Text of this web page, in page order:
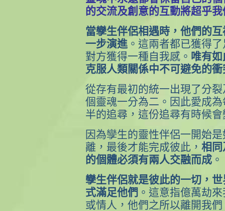
的交流及創意的互動將超乎
當孿生伴侶相遇時，他們的
一步演進 。這兩者都已獲得
對方獲得一種自我感。 唯有
克服人類關係中不可避免的衝
從存有最初的統一出現了分
個靈魂一分為二。因此愛成
半的追尋，這份追尋有時候
因為孿生的靈性伴侶一開始
離，最後才能完成彼此， 相同
的個體必須有兩人交融而成 。
孿生伴侶就是彼此的一切，
式滿足他們 。這意指億萬劫
或情人，他們之所以離開我